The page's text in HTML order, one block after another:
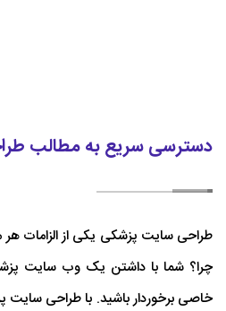
دسترسی سریع به مطالب
طراحی سایت پزشکی یکی از الزامات
چرا؟ شما با داشتن یک وب سایت
خاصی برخوردار باشید. با طراحی سایت